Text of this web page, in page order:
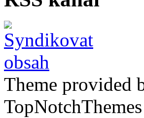
Theme provided
TopNotchThemes